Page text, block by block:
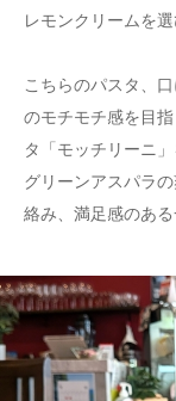
レモンクリームを選
こちらのパスタ、
のモチモチ感を目
タ「モッチリーニ
グリーンアスパラ
絡み、満足感のある